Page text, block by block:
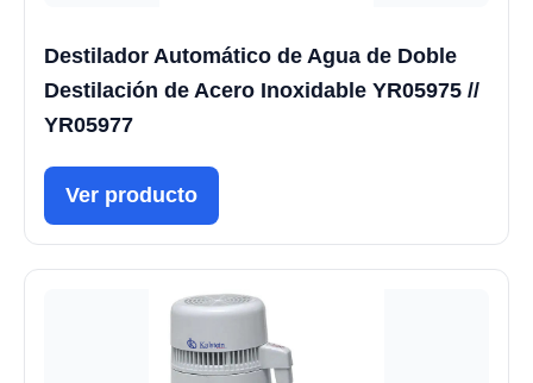
Destilador Automático de Agua de Doble
Destilación de Acero Inoxidable YR05975 //
YR05977
Ver producto